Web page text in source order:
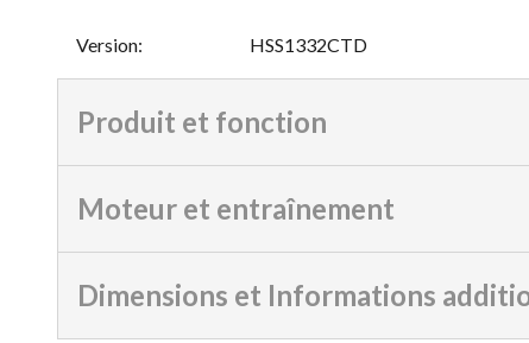
Version: HSS1332CTD
Produit et fonction
Moteur et entraînement
Dimensions et Informations